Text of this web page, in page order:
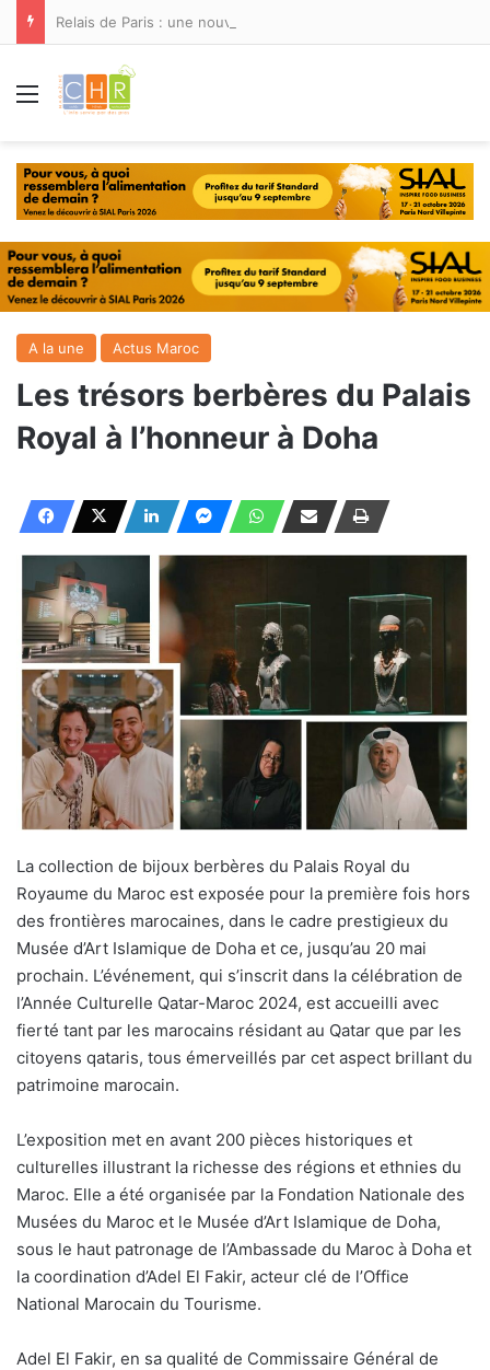
Menu
A la une Actus Maroc
Les trésors berbères du Palais
Royal à l’honneur à Doha
La collection de bijoux berbères du Palais Royal du
Royaume du Maroc est exposée pour la première fois hors
des frontières marocaines, dans le cadre prestigieux du
Musée d’Art Islamique de Doha et ce, jusqu’au 20 mai
prochain. L’événement, qui s’inscrit dans la célébration de
l’Année Culturelle Qatar-Maroc 2024, est accueilli avec
fierté tant par les marocains résidant au Qatar que par les
citoyens qataris, tous émerveillés par cet aspect brillant du
patrimoine marocain.
L’exposition met en avant 200 pièces historiques et
culturelles illustrant la richesse des régions et ethnies du
Maroc. Elle a été organisée par la Fondation Nationale des
Musées du Maroc et le Musée d’Art Islamique de Doha,
sous le haut patronage de l’Ambassade du Maroc à Doha et
la coordination d’Adel El Fakir, acteur clé de l’Office
National Marocain du Tourisme.
Adel El Fakir, en sa qualité de Commissaire Général de